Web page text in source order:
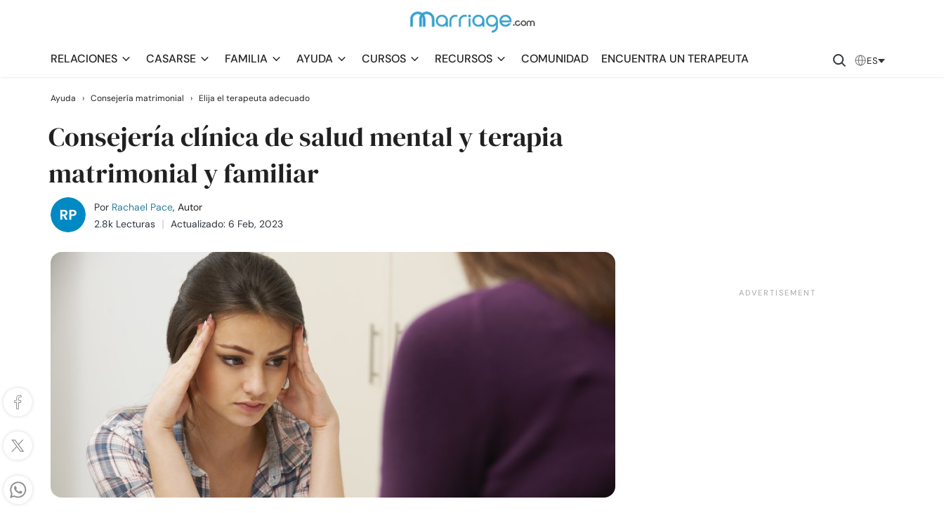
RELACIONES CASARSE FAMILIA AYUDA CURSOS RECURSOS COMUNIDAD ENCUENTRA UN TERAPEUTA ES
Ayuda › Consejería matrimonial › Elija el terapeuta adecuado
Consejería clínica de salud mental y terapia
matrimonial y familiar
Por Rachael Pace, Autor
2.8k Lecturas
Actualizado: 6 Feb, 2023